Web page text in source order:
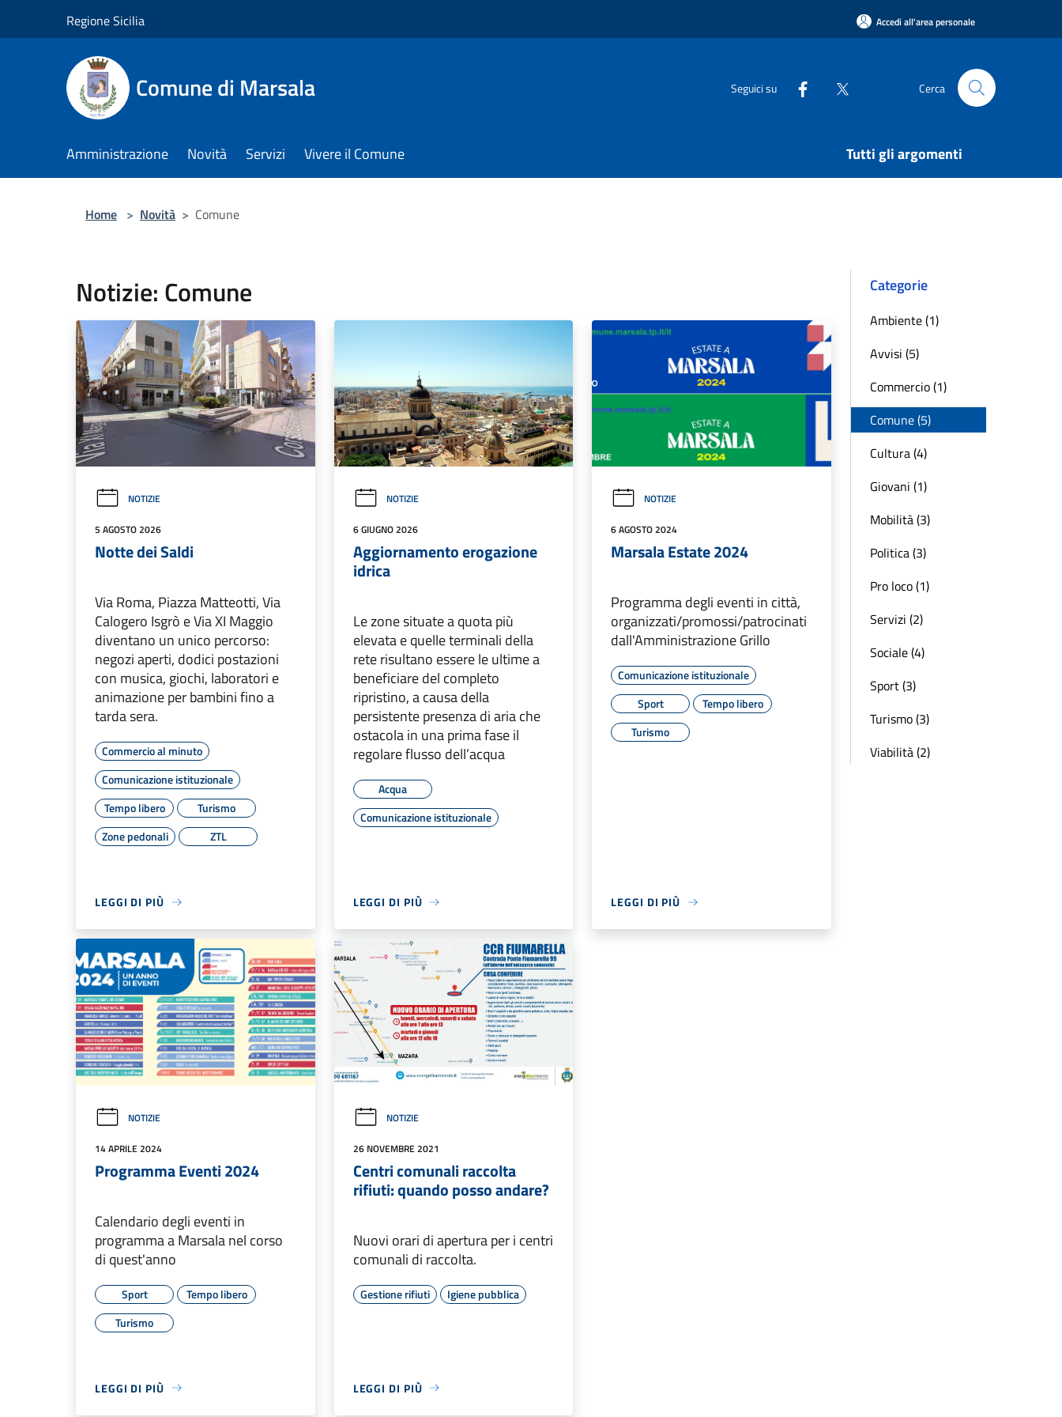
Regione Sicilia Accedi all'area personale
Comune di Marsala Seguici su Cerca
Amministrazione Novità Servizi Vivere il Comune Tutti gli argomenti
Home > Novità > Comune
Notizie: Comune
NOTIZIE
5 AGOSTO 2026
Notte dei Saldi
Via Roma, Piazza Matteotti, Via
Calogero Isgrò e Via XI Maggio
diventano un unico percorso:
negozi aperti, dodici postazioni
con musica, giochi, laboratori e
animazione per bambini fino a
tarda sera.
Commercio al minuto
Comunicazione istituzionale
Tempo libero
Turismo
Zone pedonali
ZTL
LEGGI DI PIÙ
NOTIZIE
6 GIUGNO 2026
Aggiornamento erogazione
idrica
Le zone situate a quota più
elevata e quelle terminali della
rete risultano essere le ultime a
beneficiare del completo
ripristino, a causa della
persistente presenza di aria che
ostacola in una prima fase il
regolare flusso dell’acqua
Acqua
Comunicazione istituzionale
LEGGI DI PIÙ
NOTIZIE
6 AGOSTO 2024
Marsala Estate 2024
Programma degli eventi in città,
organizzati/promossi/patrocinati
dall'Amministrazione Grillo
Comunicazione istituzionale
Sport
Tempo libero
Turismo
LEGGI DI PIÙ
NOTIZIE
14 APRILE 2024
Programma Eventi 2024
Calendario degli eventi in
programma a Marsala nel corso
di quest'anno
Sport
Tempo libero
Turismo
LEGGI DI PIÙ
NOTIZIE
26 NOVEMBRE 2021
Centri comunali raccolta
rifiuti: quando posso andare?
Nuovi orari di apertura per i centri
comunali di raccolta.
Gestione rifiuti Igiene pubblica
LEGGI DI PIÙ
Categorie
Ambiente (1)
Avvisi (5)
Commercio (1)
Comune (5)
Cultura (4)
Giovani (1)
Mobilità (3)
Politica (3)
Pro loco (1)
Servizi (2)
Sociale (4)
Sport (3)
Turismo (3)
Viabilità (2)